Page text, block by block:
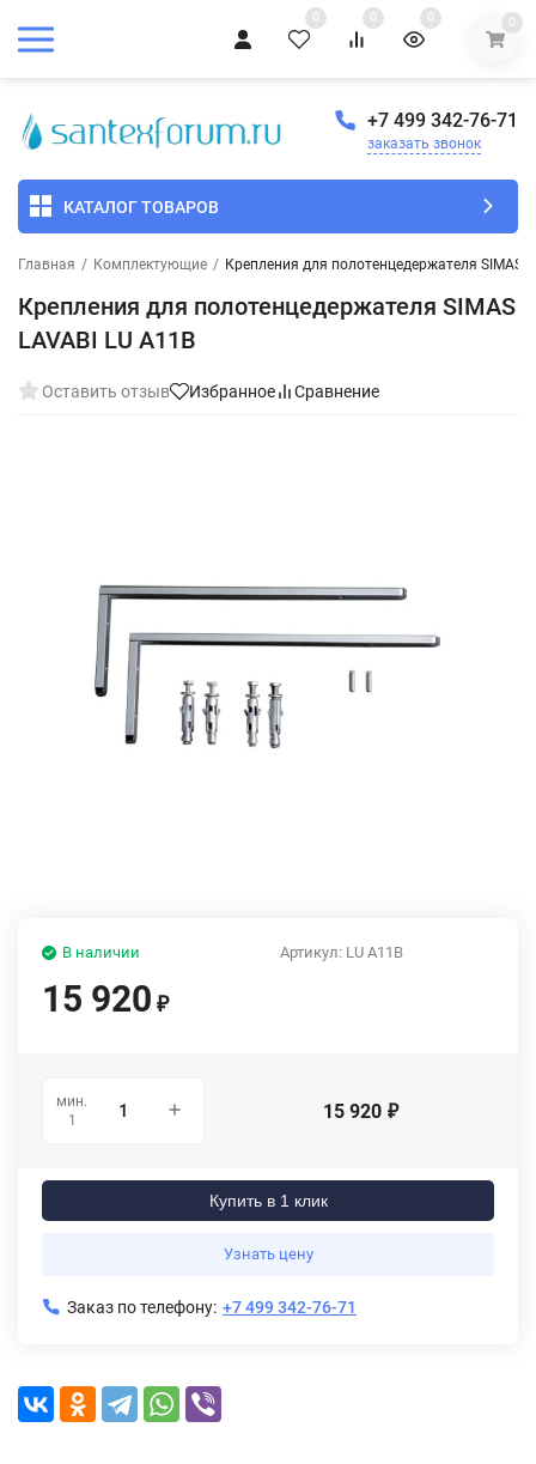
0 0 0 0
+7 499 342-76-71
заказать звонок
КАТАЛОГ ТОВАРОВ
Главная / Комплектующие / Крепления для полотенцедержателя SIMAS
Крепления для полотенцедержателя SIMAS
LAVABI LU A11B
Оставить отзыв Избранное Сравнение
Артикул: LU A11B
В наличии
15 920 ₽
мин.
1
15 920 ₽
Купить в 1 клик
Узнать цену
Заказ по телефону: +7 499 342-76-71